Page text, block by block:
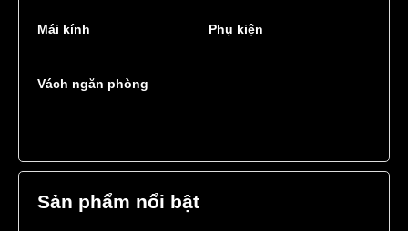
Mái kính Phụ kiện
Vách ngăn phòng
Sản phẩm nổi bật